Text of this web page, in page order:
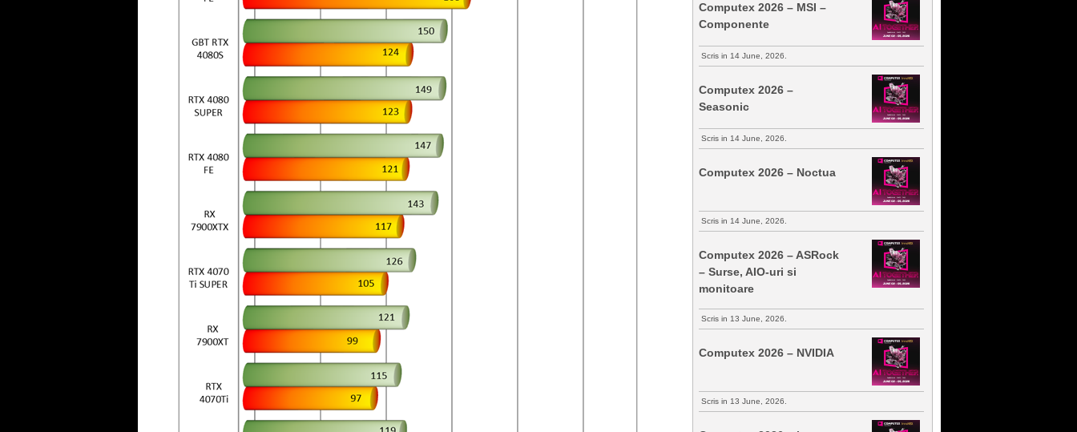
Computex 2026 – MSI –
Componente
Scris in 14 June, 2026.
Computex 2026 –
Seasonic
Scris in 14 June, 2026.
Computex 2026 – Noctua
Scris in 14 June, 2026.
Computex 2026 – ASRock
– Surse, AIO-uri si
monitoare
Scris in 13 June, 2026.
Computex 2026 – NVIDIA
Scris in 13 June, 2026.